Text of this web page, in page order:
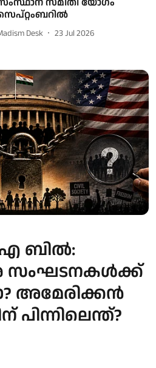
സമിതി യോഗം
Desk 23 Jul 2026
ബിൽ:
സംഘടനകൾക്ക്
അമേരിക്കൻ
പിന്നിലെന്ത്?